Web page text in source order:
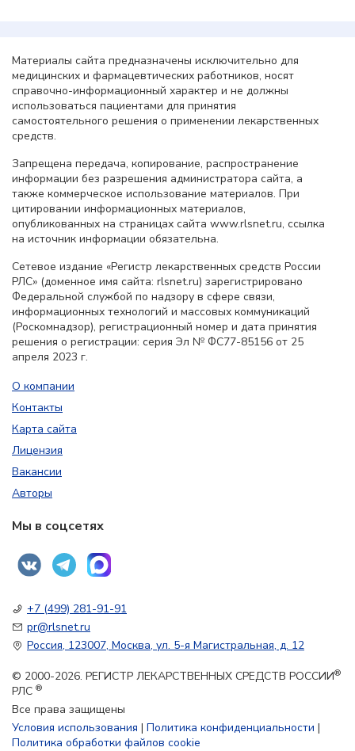
Материалы сайта предназначены исключительно для
медицинских и фармацевтических работников, носят
справочно-информационный характер и не должны
использоваться пациентами для принятия
самостоятельного решения о применении лекарственных
средств.
Запрещена передача, копирование, распространение
информации без разрешения администратора сайта, а
также коммерческое использование материалов. При
цитировании информационных материалов,
опубликованных на страницах сайта www.rlsnet.ru, ссылка
на источник информации обязательна.
Сетевое издание «Регистр лекарственных средств России
РЛС» (доменное имя сайта: rlsnet.ru) зарегистрировано
Федеральной службой по надзору в сфере связи,
информационных технологий и массовых коммуникаций
(Роскомнадзор), регистрационный номер и дата принятия
решения о регистрации: серия Эл № ФС77-85156 от 25
апреля 2023 г.
О компании
Контакты
Карта сайта
Лицензия
Вакансии
Авторы
Мы в соцсетях
+7 (499) 281-91-91
pr@rlsnet.ru
Россия, 123007, Москва, ул. 5-я Магистральная, д. 12
© 2000-2026. РЕГИСТР ЛЕКАРСТВЕННЫХ СРЕДСТВ РОССИИ®
РЛС ®
Все права защищены
Условия использования | Политика конфиденциальности |
Политика обработки файлов cookie